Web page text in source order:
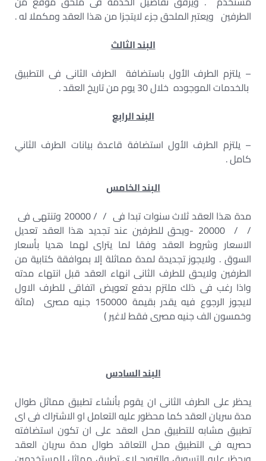
الطرفين ويعتبر الملحق جزء لايتجزا من هذا العقد ومكملا له .
البند الثالث
– يلتزم الطرف الأول باستضافة الطرف الثانى فى التطبيق
بالخدمات الموجوده خلال 30 يوم من تاريخ العقد .
البند الرابع
– يلتزم الطرف الأول استضافة قاعدة بيانات الطرف الثاني
كامل .
البند الخامس
مدة هذا العقد ثلاث سنوات تبدا فى / / 20000 وتنتهى فى
/ / 20000 -ويحق للطرفين عند تجديد هذا العقد تعديل
الاسعار وشروط العقد وفقا لما يتراى لهما هديا بأسعار
السوق . ولايجوز تجديدة لمدة مماثلة إلا بموافقة كتابية من
الطرفين ولايحق للطرف الثانى انهاء العقد قبل انتهاء مدته
واذا رغب فى ذلك ملتزم بدفع تعويض اتفاقى للطرف الاول
لايجوز الرجوع فيه يقدر بقيمة 150000 جنيه مصرى (مائة
وخمسون الف جنيه مصرى فقط لاغير )
البند السادس
يحظر على الطرف الثانى ان يقوم بأنشاء تطبيق مماثل طوال
مدة سريان العقد كما محظور عليه التعامل او الاشتراك فى اى
تطبيق مشابه للتطبيق محل العقد على ان تكون استضافته
حصريه فى التطبيق محل التعاقد طوال مدة سريان العقد